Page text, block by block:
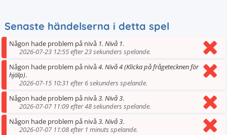
Senaste händelserna i detta spel
Någon hade problem på nivå 1. Nivå 1.
2026-07-23 12:55 efter 23 sekunders spelande.
Någon hade problem på nivå4. Nivå 4 (Klicka på frågetecknen för
hjälp).
2026-07-15 10:31 efter 6 sekunders spelande.
Någon hade problem på nivå3. Nivå 3.
2026-07-07 11:09 efter 48 sekunders spelande.
Någon hade problem på nivå3. Nivå 3.
2026-07-07 11:08 efter 1 minuts spelande.